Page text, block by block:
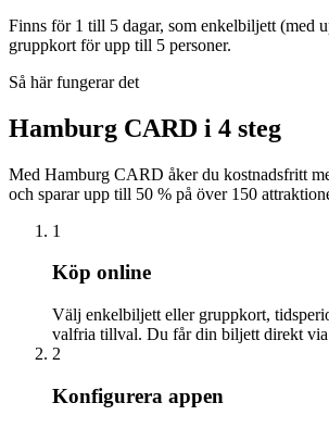
Finns för 1 till 5 dagar, som enkelbiljett (med
gruppkort för upp till 5 personer.
Så här fungerar det
Hamburg CARD i 4 steg
Med Hamburg CARD åker du kostnadsfritt
och sparar upp till 50 % på över 150
1
Köp online
Välj enkelbiljett eller gruppkort,
valfria tillval. Du får din biljett direkt via
2
Konfigurera appen